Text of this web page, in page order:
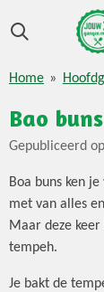
direct
de
Home »
Bao
Gepubliceerd
Boa buns ken
met van alles
Maar deze
tempeh.
Je bakt de